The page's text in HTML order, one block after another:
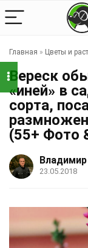
Главная » Цветы и
Вереск
«иней» в
сорта,
(55+ Фото
Владимир
23.05.2018